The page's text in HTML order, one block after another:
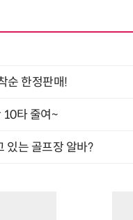
순 한정판매!
타 줄여~
있는 골프장 알바?